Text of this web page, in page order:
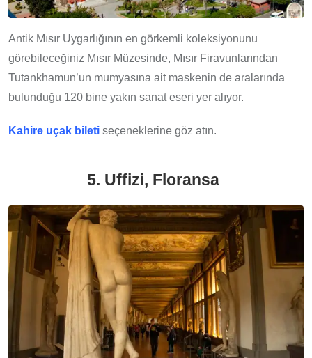
Antik Mısır Uygarlığının en görkemli koleksiyonunu
görebileceğiniz Mısır Müzesinde, Mısır Firavunlarından
Tutankhamun’un mumyasına ait maskenin de aralarında
bulunduğu 120 bine yakın sanat eseri yer alıyor.
Kahire uçak bileti seçeneklerine göz atın.
5. Uffizi, Floransa